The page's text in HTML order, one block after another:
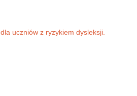
uczniów z ryzykiem dysleksji.